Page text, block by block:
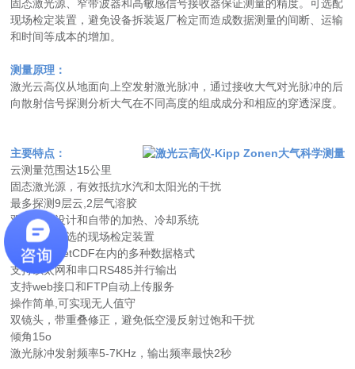
固态激光源、窄带波器和高敏感信号接收器保证测量的精度。可选配
现场检定装置，避免设备拆装返厂检定而造成数据测量的间断、运输
和时间等成本的增加。
测量原理：
激光云高仪从地面向上空发射激光脉冲，通过接收大气对光脉冲的后
向散射信号探测分析大气在不同高度的组成成分和相应的穿透深度。
主要特点：
云测量范围达15公里
固态激光源，有效抵抗水汽和太阳光的干扰
最多探测9层云,2层气溶胶
双层机箱设计和自带的加热、冷却系统
产品配带可选的现场检定装置
输出包括NetCDF在内的多种数据格式
支持以太网和串口RS485并行输出
支持web接口和FTP自动上传服务
操作简单,可实现无人值守
双镜头，带重叠修正，避免低空漫反射过饱和干扰
倾角15o
激光脉冲发射频率5-7KHz，输出频率最快2秒